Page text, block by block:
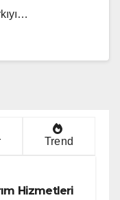
Trend
Hizmetleri